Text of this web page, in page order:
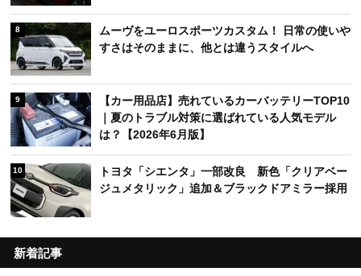
8
ムーヴをユーロスポーツカスタム！ 日常の使いや
すさはそのままに、他とは違うスタイルへ
9
【カー用品店】売れているカーバッテリーTOP10
｜夏のトラブル対策に選ばれている人気モデル
は？【2026年6月版】
10
トヨタ「シエンタ」一部改良 新色「クリアベー
ジュメタリック」追加＆ブラックドアミラー採用
新着記事